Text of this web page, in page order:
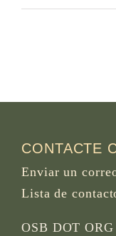
CONTACTE
Enviar un
Lista de
OSB DOT ORG